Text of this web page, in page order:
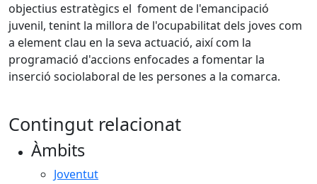
objectius estratègics el foment de l'emancipació
juvenil, tenint la millora de l'ocupabilitat dels joves com
a element clau en la seva actuació, així com la
programació d'accions enfocades a fomentar la
inserció sociolaboral de les persones a la comarca.
Contingut relacionat
Àmbits
Joventut